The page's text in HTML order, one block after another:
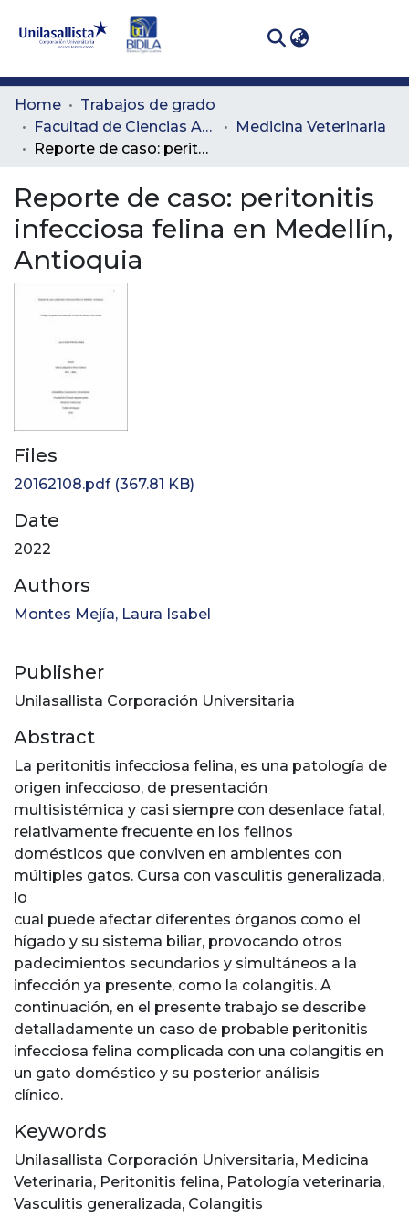
Communities
& Collections
All of DSpace
Statistics
Home
Trabajos de grado
Facultad de Ciencias Administrativas y Agropecuarias
Medicina Veterinaria
Reporte de caso: peritonitis infecciosa felina en Medellín, Antioquia
Reporte de caso: peritonitis
infecciosa felina en Medellín,
Antioquia
Files
20162108.pdf(367.81 KB)
Date
2022
Authors
Montes Mejía, Laura Isabel
Publisher
Unilasallista Corporación Universitaria
Abstract
La peritonitis infecciosa felina, es una patología de
origen infeccioso, de presentación
multisistémica y casi siempre con desenlace fatal,
relativamente frecuente en los felinos
domésticos que conviven en ambientes con
múltiples gatos. Cursa con vasculitis generalizada,
lo
cual puede afectar diferentes órganos como el
hígado y su sistema biliar, provocando otros
padecimientos secundarios y simultáneos a la
infección ya presente, como la colangitis. A
continuación, en el presente trabajo se describe
detalladamente un caso de probable peritonitis
infecciosa felina complicada con una colangitis en
un gato doméstico y su posterior análisis
clínico.
Keywords
Unilasallista Corporación Universitaria, Medicina
Veterinaria, Peritonitis felina, Patología veterinaria,
Vasculitis generalizada, Colangitis